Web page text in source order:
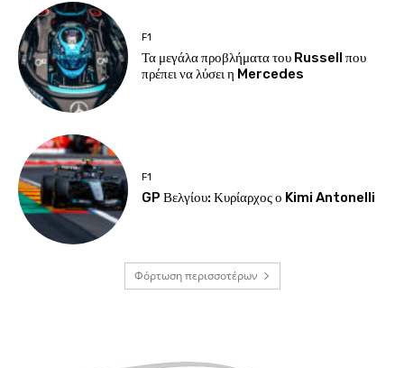
F1
Τα μεγάλα προβλήματα του Russell που
πρέπει να λύσει η Mercedes
F1
GP Βελγίου: Κυρίαρχος ο Kimi Antonelli
Φόρτωση περισσοτέρων